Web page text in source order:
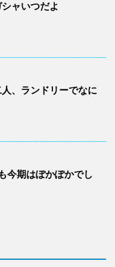
シャいつだよ
人、ランドリーでなに
今期はぽかぽかでし